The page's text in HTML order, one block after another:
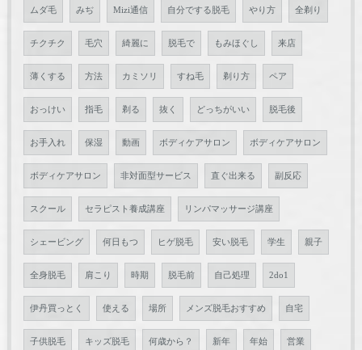
ムダ毛 みぢ Mizi通信 自分でする脱毛 やり方 全剃り
チクチク 毛穴 綺麗に 脱毛で もみほぐし 来店
薄くする 方法 カミソリ すね毛 剃り方 ペア
おっけい 指毛 剃る 抜く どっちがいい 脱毛後
お手入れ 保湿 動画 ボディケアサロン ボディケアサロン
ボディケアサロン 非対面型サービス 直ぐ出来る 副反応
スクール セラピスト養成講座 リンパマッサージ講座
シェービング 何日もつ ヒゲ脱毛 安い脱毛 学生 親子
全身脱毛 肩こり 時期 脱毛前 自己処理 2do1
伊丹買っとく 使える 場所 メンズ脱毛おすすめ 自宅
子供脱毛 キッズ脱毛 何歳から？ 新年 年始 営業